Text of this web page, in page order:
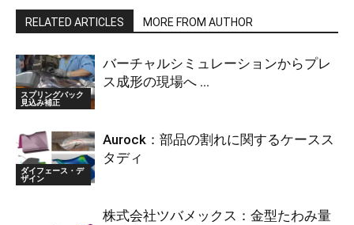
RELATED ARTICLES MORE FROM AUTHOR
スプリングバック
見込み補正
バーチャルシミュレーションからプレ
ス成形の現場へ ...
ダイフェース・デ
ザイン
Aurock：部品の割れに関するケースス
タディ
株式会社ツバメックス：金型たわみ量